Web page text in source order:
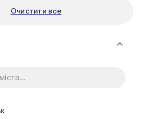
Очистити все